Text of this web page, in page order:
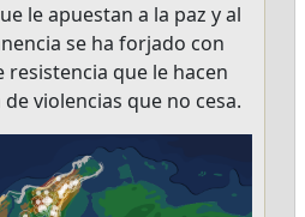
le apuestan a la paz y al
se ha forjado con
resistencia que le hacen
violencias que no cesa.